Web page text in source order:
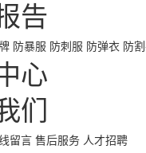
告
防暴服 防刺服 防弹衣 防
心
们
留言 售后服务 人才招聘